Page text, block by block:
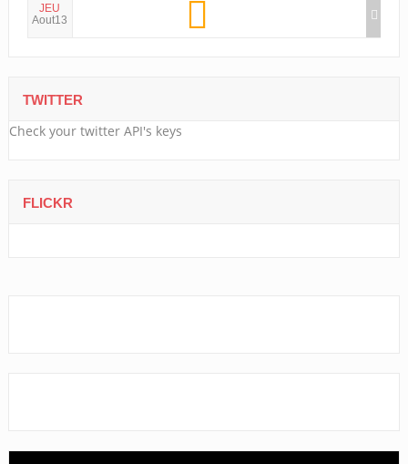
JEU
Aout13
TWITTER
Check your twitter API's keys
FLICKR